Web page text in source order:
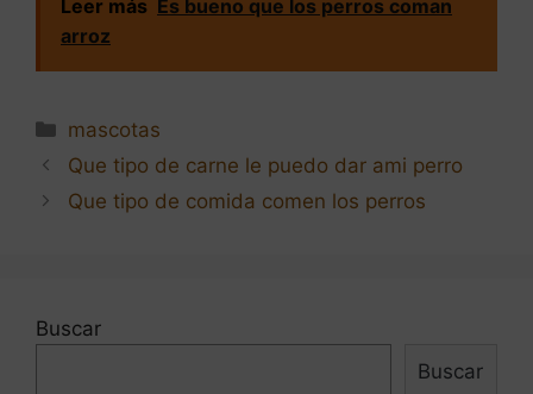
Leer más Es bueno que los perros coman
arroz
Categorías
mascotas
Navegación
de
Que tipo de carne le puedo dar ami perro
Que tipo de comida comen los perros
Buscar
Buscar